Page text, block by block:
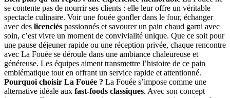
se contente pas de nourrir ses clients : elle leur offre un véritable
spectacle culinaire. Voir une fouée gonfler dans le four, échanger
avec des licenciés passionnés et savourer un pain chaud garni avec
soin, c’est vivre un moment de convivialité unique. Que ce soit pour
une pause déjeuner rapide ou une réception privée, chaque rencontre
avec La Fouée se déroule dans une ambiance chaleureuse et
généreuse. Les équipes aiment transmettre l’histoire de ce pain
emblématique tout en offrant un service rapide et attentionné.
Pourquoi choisir La Fouée ? La Fouée s’impose comme une
alternative idéale aux fast-foods classiques. Avec son concept